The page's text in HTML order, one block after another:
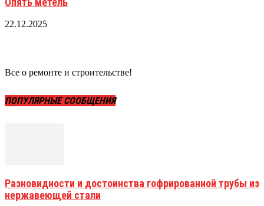
22.12.2025
Все о ремонте и строительстве!
ПОПУЛЯРНЫЕ СООБЩЕНИЯ
Разновидности и достоинства гофрированной трубы из
нержавеющей стали